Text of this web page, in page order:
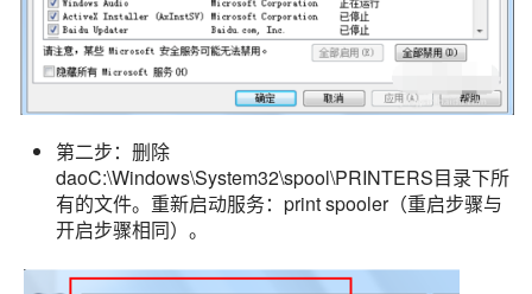
第二步：删除
daoC:\Windows\System32\spool\PRINTERS目录下所
有的文件。重新启动服务：print spooler（重启步骤与
开启步骤相同）。